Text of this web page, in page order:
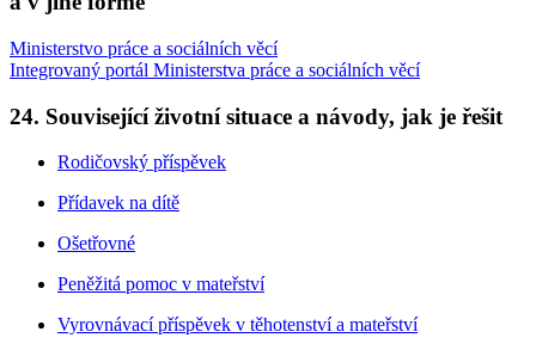
Ministerstvo práce a sociálních věcí
Integrovaný portál Ministerstva práce a sociálních věcí
24. Související životní situace a návody, jak je řešit
Rodičovský příspěvek
Přídavek na dítě
Ošetřovné
Peněžitá pomoc v mateřství
Vyrovnávací příspěvek v těhotenství a mateřství